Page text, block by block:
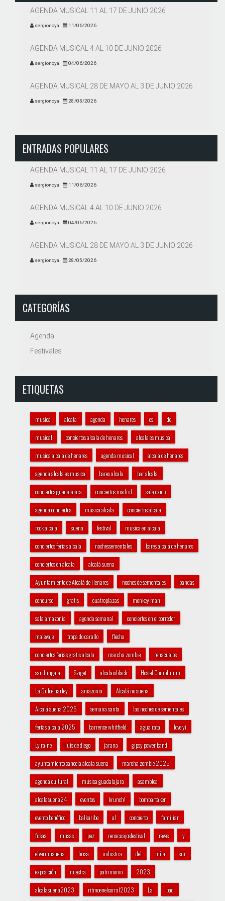
AGENDA MUSICAL 11 AL 17 DE JUNIO 2026
sergionoya 11/06/2026
AGENDA MUSICAL 4 AL 10 DE JUNIO 2026
sergionoya 04/06/2026
AGENDA MUSICAL 28 DE MAYO AL 3 DE JUNIO 2026
sergionoya 28/05/2026
ENTRADAS POPULARES
AGENDA MUSICAL 11 AL 17 DE JUNIO 2026
sergionoya 11/06/2026
AGENDA MUSICAL 4 AL 10 DE JUNIO 2026
sergionoya 04/06/2026
AGENDA MUSICAL 28 DE MAYO AL 3 DE JUNIO 2026
sergionoya 28/05/2026
CATEGORÍAS
Agenda
Festivales
ETIQUETAS
musica alcala agenda henares es de
musical conciertos alcala de henares alcala es musica
musica alcala de henares agenda musical alcala de henares
agenda alcala es musica bares alcala bar alcala
conciertos guadalajara conciertos madrid sala oxido
agenda conciertos musica alcala conciertos alcala
rock alcala suena festival musica en alcala
conciertos ferias alcala nochessementales bares alcalá de henares
conciertos en alcala alcalá suena
Ayuntamiento de Alcalá de Henares noches de sementales bandas
concurso gratis cuatroplazas monkey man
sala amazonia agenda semanal conciertos en el corredor
malevaje tropa do carallo flecha
conciertos ferias gratis alcala marcha zombie renacuajos
sandungaia Sziget alcalaisblack Hostel Complutum
La Dulce harley amazonia Alcalá no suena
Alcalá suena 2025 semana santa las noches de sementales
ferias alcala 2025 barrence whitfield agua rata love yi
Ly raine luis de diego jarana gipsy power band
ayuntamiento cancela alcala suena marcha zombie 2025
agenda cultural música guadalajara asamblea
alcalasuena24 eventos krunch! bombartaker
evento benéfico balkaribe al concierto familiar
fusas musas pez renacuajosfestival reves y
elvermusuena brisa industria del niña sur
exposición nuestra patrimonio 2023
alcalasuena2023 ritmoenelcorral2023 La bad